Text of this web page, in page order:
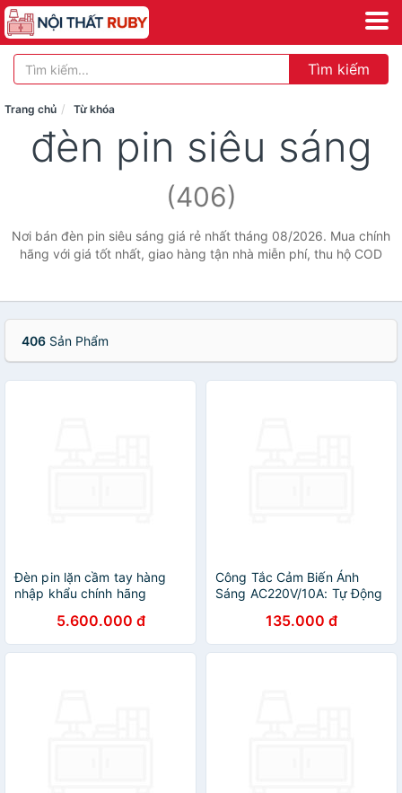
Tìm kiếm
Trang chủ Từ khóa
đèn pin siêu sáng
(406)
Nơi bán đèn pin siêu sáng giá rẻ nhất tháng 08/2026. Mua chính
hãng với giá tốt nhất, giao hàng tận nhà miễn phí, thu hộ COD
406 Sản Phẩm
Đèn pin lặn cầm tay hàng
nhập khẩu chính hãng
có độ sáng cao đến
1200lumen cùng khả năng
chống nước IP66 và IP68
5.600.000 đ
Công Tắc Cảm Biến Ánh
Sáng AC220V/10A: Tự Động
135.000 đ